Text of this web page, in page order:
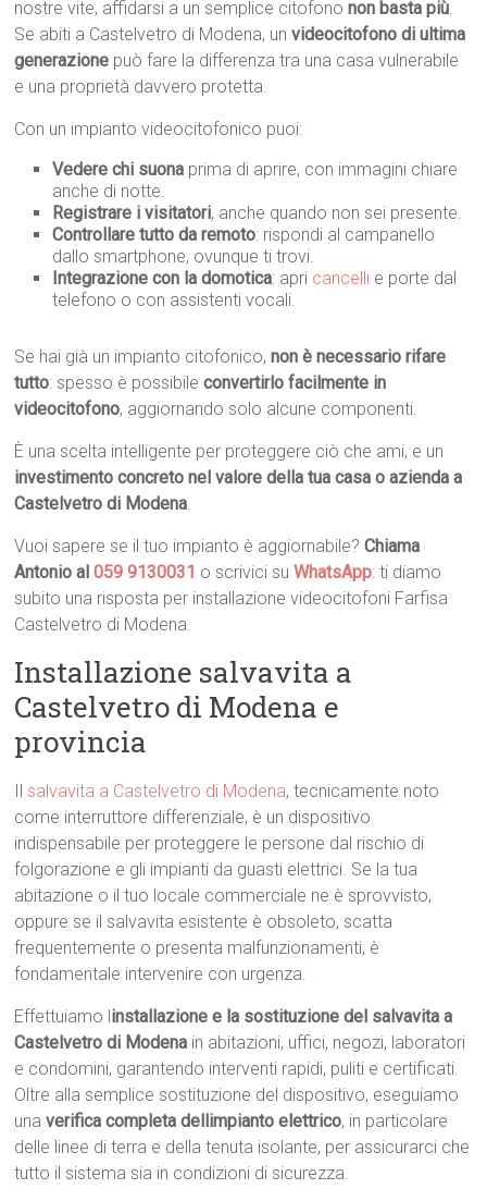
nostre vite, affidarsi a un semplice citofononon basta più.
Se abiti a Castelvetro di Modena, unvideocitofono di ultima
generazione può fare la differenza tra una casa vulnerabile
e una proprietà davvero protetta.
Con un impianto videocitofonico puoi:
Vedere chi suona prima di aprire, con immagini chiare
anche di notte.
Registrare i visitatori, anche quando non sei presente.
Controllare tutto da remoto: rispondi al campanello
dallo smartphone, ovunque ti trovi.
Integrazione con la domotica: apri cancelli e porte dal
telefono o con assistenti vocali.
Se hai già un impianto citofonico,non è necessario rifare
tutto: spesso è possibileconvertirlo facilmente in
videocitofono, aggiornando solo alcune componenti.
È una scelta intelligente per proteggere ciò che ami, e un
investimento concreto nel valore della tua casa o azienda a
Castelvetro di Modena.
Vuoi sapere se il tuo impianto è aggiornabile?Chiama
Antonio al059 9130031 o scrivici suWhatsApp: ti diamo
subito una risposta per installazione videocitofoni Farfisa
Castelvetro di Modena.
Installazione salvavita a
Castelvetro di Modena e
provincia
salvavita a Castelvetro di Modena, tecnicamente noto
come interruttore differenziale, è un dispositivo
indispensabile per proteggere le persone dal rischio di
folgorazione e gli impianti da guasti elettrici. Se la tua
abitazione o il tuo locale commerciale ne è sprovvisto,
oppure se il salvavita esistente è obsoleto, scatta
frequentemente o presenta malfunzionamenti, è
fondamentale intervenire con urgenza.
Effettuiamo l installazione e la sostituzione del salvavita a
Castelvetro di Modena in abitazioni, uffici, negozi, laboratori
e condomini, garantendo interventi rapidi, puliti e certificati.
Oltre alla semplice sostituzione del dispositivo, eseguiamo
unaverifica completa dellimpianto elettrico, in particolare
delle linee di terra e della tenuta isolante, per assicurarci che
tutto il sistema sia in condizioni di sicurezza.